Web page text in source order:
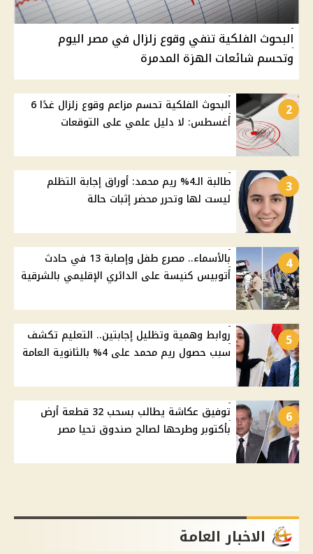
البحوث الفلكية تنفي وقوع زلزال في مصر اليوم
وتحسم شائعات الهزة المدمرة
2
البحوث الفلكية تحسم مزاعم وقوع زلزال غدًا 6
أغسطس: لا دليل علمي على التوقعات
3
طالبة الـ4% ريم محمد: أوراق إجابة التظلم
ليست لها وتحرر محضر إثبات حالة
4
بالأسماء.. مصرع طفل وإصابة 13 في حادث
أتوبيس كنيسة على الدائري الإقليمي بالشرقية
5
روابط وهمية وتظليل إجابتين.. التعليم تكشف
سبب حصول ريم محمد على 4% بالثانوية العامة
6
توفيق عكاشة يطالب بسحب 32 قطعة أرض
بأكتوبر وطرحها لصالح صندوق تحيا مصر
الاخبار العامة